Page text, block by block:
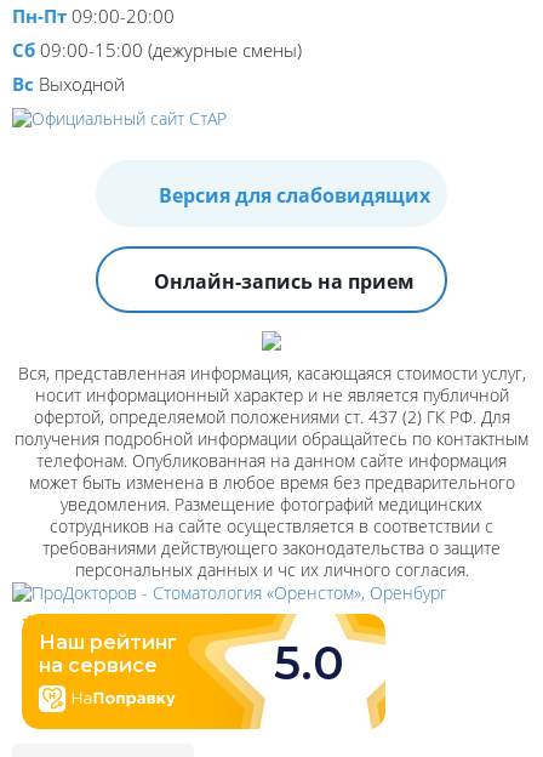
Пн-Пт 09:00-20:00
Сб 09:00-15:00 (дежурные смены)
Вс Выходной
Версия для слабовидящих
Онлайн-запись на прием
Вся, представленная информация, касающаяся стоимости услуг,
носит информационный характер и не является публичной
офертой, определяемой положениями ст. 437 (2) ГК РФ. Для
получения подробной информации обращайтесь по контактным
телефонам. Опубликованная на данном сайте информация
может быть изменена в любое время без предварительного
уведомления. Размещение фотографий медицинских
сотрудников на сайте осуществляется в соответствии с
требованиями действующего законодательства о защите
персональных данных и чс их личного согласия.